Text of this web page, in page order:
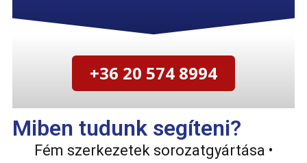
+36 20 574 8994
Miben tudunk segíteni?
Fém szerkezetek sorozatgyártása •